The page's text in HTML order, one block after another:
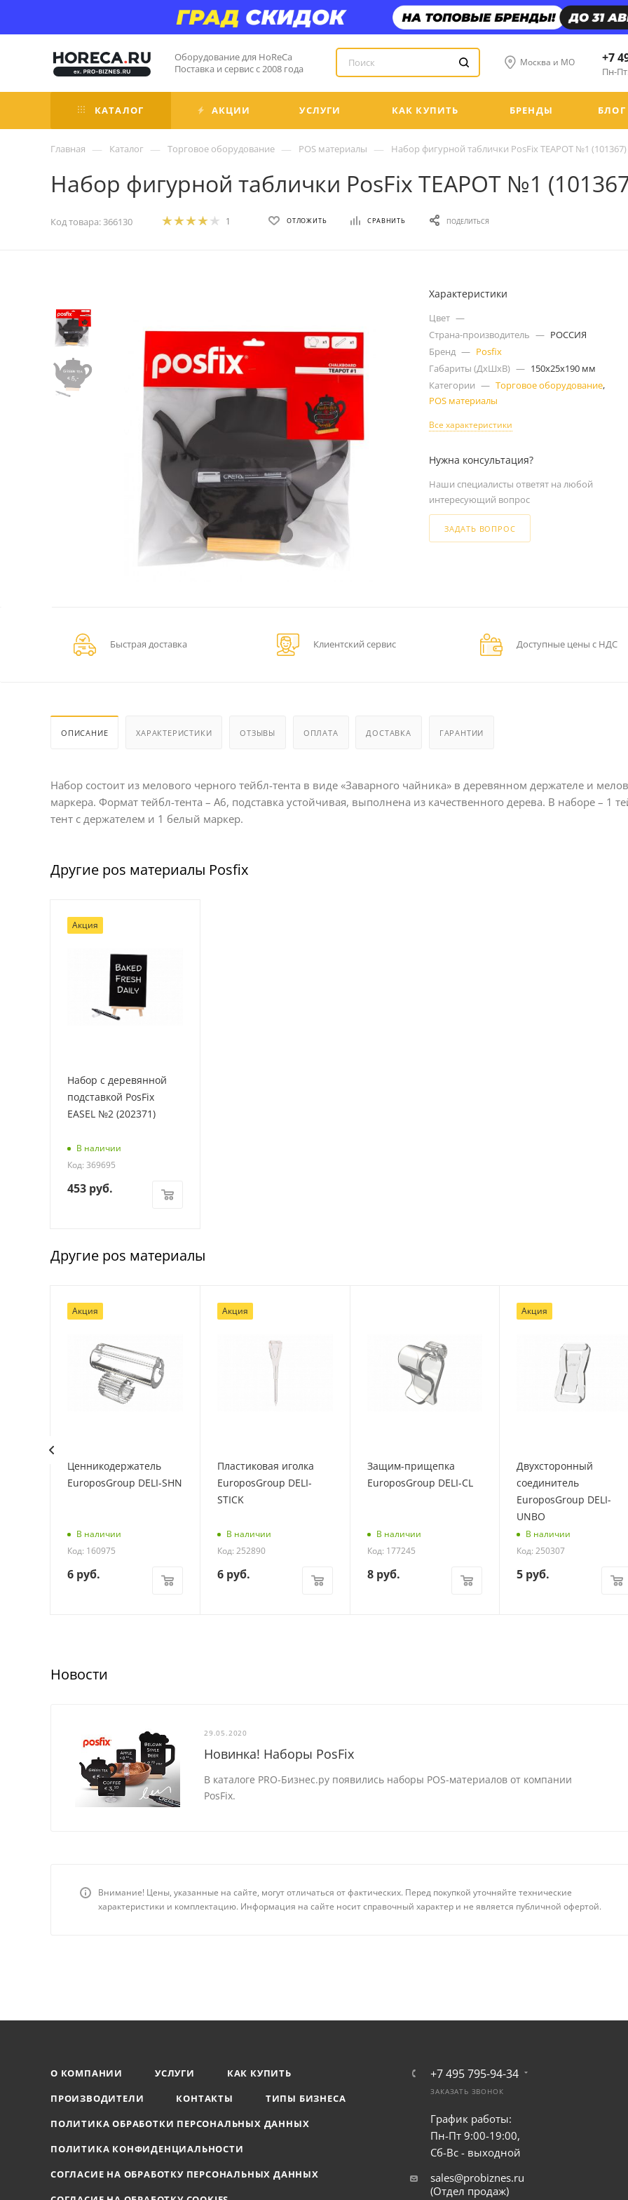
Оборудование для HoReCa
Поставка и сервис с 2008 года
Москва и МО +7
Пн-
КАТАЛОГ АКЦИИ УСЛУГИ КАК КУПИТЬ БРЕНДЫ БЛОГ
Главная — Каталог — Торговое оборудование — POS материалы — Набор фигурной таблички PosFix TEAPOT №1 (101367)
Набор фигурной таблички PosFix TEAPOT №1
Код товара: 366130 1 ОТЛОЖИТЬ СРАВНИТЬ ПОДЕЛИТЬСЯ
Характеристики
Цвет —
Страна-производитель — РОССИЯ
Бренд — Posfix
Габариты (ДxШxВ) — 150x25x190 мм
Категории — Торговое оборудование,
POS материалы
Все характеристики
Нужна консультация?
Наши специалисты ответят на любой
интересующий вопрос
ЗАДАТЬ ВОПРОС
Быстрая доставка Клиентский сервис Доступные цены с НДС
ОПИСАНИЕ ХАРАКТЕРИСТИКИ ОТЗЫВЫ ОПЛАТА ДОСТАВКА ГАРАНТИИ
Набор состоит из мелового черного тейбл-тента в виде «Заварного чайника» в деревянном держателе и
маркера. Формат тейбл-тента – А6, подставка устойчивая, выполнена из качественного дерева. В наборе – 1
тент с держателем и 1 белый маркер.
Другие pos материалы Posfix
Акция
Набор с деревянной
подставкой PosFix
EASEL №2 (202371)
В наличии
Код: 369695
453 руб.
Другие pos материалы
Акция
Ценникодержатель
EuroposGroup DELI-SHN
В наличии
Код: 160975
6 руб.
Акция
Пластиковая иголка
EuroposGroup DELI-
STICK
В наличии
Код: 252890
6руб.
Защим-прищепка
EuroposGroup DELI-CL
В наличии
Код: 177245
8руб.
Акция
Двухсторонный
соединитель
EuroposGroup DELI-
UNBO
В наличии
Код: 250307
5 руб.
Новости
29.05.2020
Новинка! Наборы PosFix
В каталоге PRO-Бизнес.ру появились наборы POS-материалов от компании
PosFix.
Внимание! Цены, указанные на сайте, могут отличаться от фактических. Перед покупкой уточняйте технические
характеристики и комплектацию. Информация на сайте носит справочный характер и не является публичной офертой.
О КОМПАНИИ УСЛУГИ
КАК КУПИТЬ
ПРОИЗВОДИТЕЛИ
КОНТАКТЫ
ТИПЫ БИЗНЕСА
ПОЛИТИКА ОБРАБОТКИ ПЕРСОНАЛЬНЫХ ДАННЫХ
ПОЛИТИКА КОНФИДЕНЦИАЛЬНОСТИ
СОГЛАСИЕ НА ОБРАБОТКУ ПЕРСОНАЛЬНЫХ ДАННЫХ
+7 495 795-94-34
ЗАКАЗАТЬ ЗВОНОК
График работы:
Пн-Пт 9:00-19:00,
Сб-Вс - выходной
sales@probiznes.ru
(Отдел продаж)